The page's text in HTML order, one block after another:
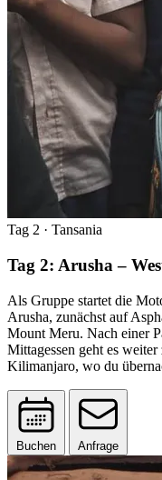
Tag 2 · Tansania
Tag 2: Arusha –
Als Gruppe startet die
Arusha, zunächst auf
Mount Meru. Nach einer
Mittagessen geht es
Kilimanjaro, wo du
Buchen Anfrage